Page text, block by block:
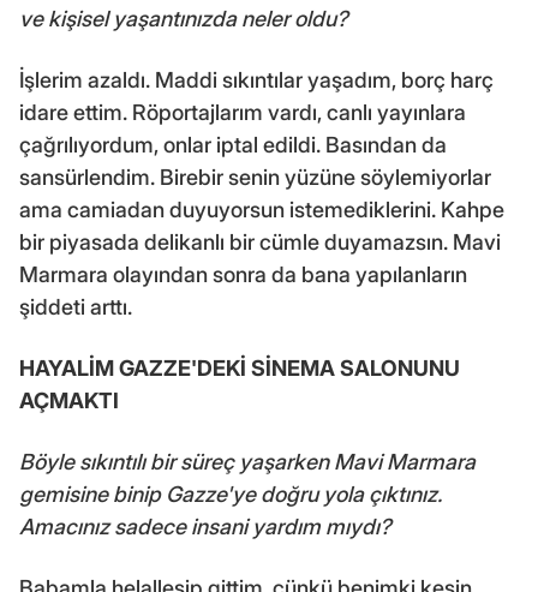
ve kişisel yaşantınızda neler oldu?
İşlerim azaldı. Maddi sıkıntılar yaşadım, borç harç
idare ettim. Röportajlarım vardı, canlı yayınlara
çağrılıyordum, onlar iptal edildi. Basından da
sansürlendim. Birebir senin yüzüne söylemiyorlar
ama camiadan duyuyorsun istemediklerini. Kahpe
bir piyasada delikanlı bir cümle duyamazsın. Mavi
Marmara olayından sonra da bana yapılanların
şiddeti arttı.
HAYALİM GAZZE'DEKİ SİNEMA SALONUNU
AÇMAKTI
Böyle sıkıntılı bir süreç yaşarken Mavi Marmara
gemisine binip Gazze'ye doğru yola çıktınız.
Amacınız sadece insani yardım mıydı?